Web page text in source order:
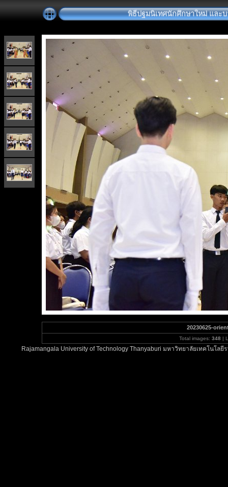
พิธีปฐมนิเทศนักศึกษาใหม่ และ
20230625-
Total images: 348 |
Rajamangala University of Technology Thanyaburi มหาวิทยาลัยเทคโน